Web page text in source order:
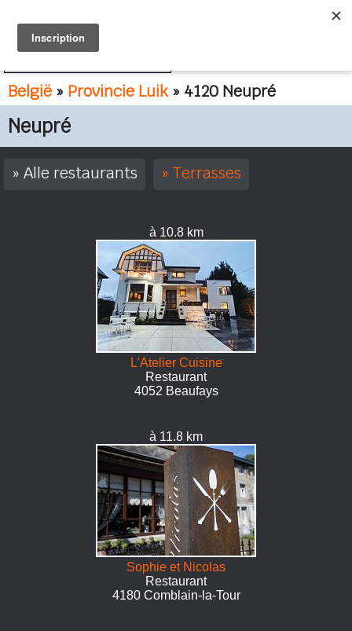
België » Provincie Luik» 4120 Neupré
Neupré
Alle restaurants Terrasses
à 10.8 km
L'Atelier Cuisine
Restaurant
4052 Beaufays
à 11.8 km
Sophie et Nicolas
Restaurant
4180 Comblain-la-Tour